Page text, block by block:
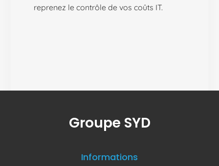
reprenez le contrôle de vos coûts IT.
Groupe SYD
Informations